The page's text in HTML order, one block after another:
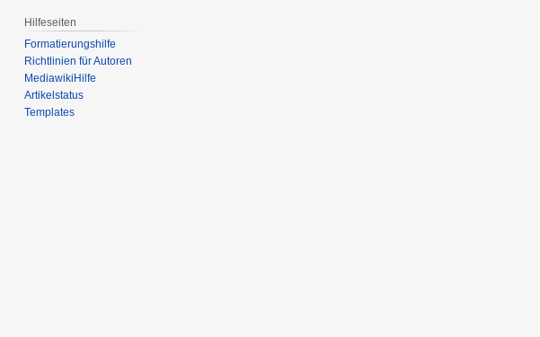
Hilfeseiten
Formatierungshilfe
Richtlinien für Autoren
MediawikiHilfe
Artikelstatus
Templates